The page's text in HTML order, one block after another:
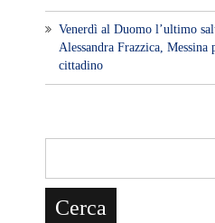
Venerdì al Duomo l’ultimo
Alessandra Frazzica,
cittadino